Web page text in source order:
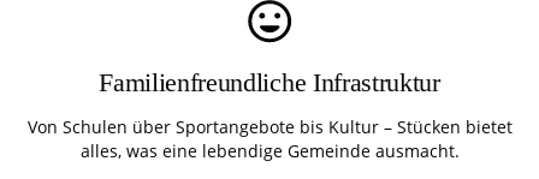
Familienfreundliche Infrastruktur
Von Schulen über Sportangebote bis Kultur – Stücken bietet
alles, was eine lebendige Gemeinde ausmacht.